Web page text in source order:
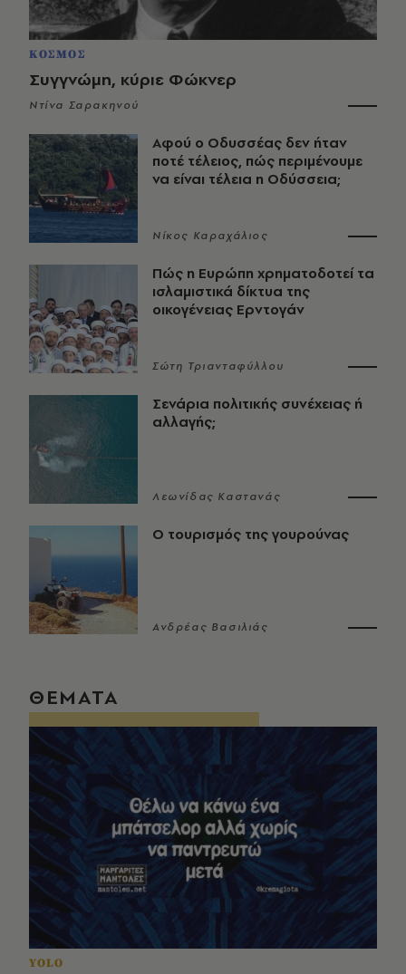
ΚΟΣΜΟΣ
Συγγνώμη, κύριε Φώκνερ
Ντίνα Σαρακηνού
Αφού ο Οδυσσέας δεν ήταν
ποτέ τέλειος, πώς περιμένουμε
να είναι τέλεια η Οδύσσεια;
Νίκος Καραχάλιος
Πώς η Ευρώπη χρηματοδοτεί τα
ισλαμιστικά δίκτυα της
οικογένειας Ερντογάν
Σώτη Τριανταφύλλου
Σενάρια πολιτικής συνέχειας ή
αλλαγής;
Λεωνίδας Καστανάς
Ο τουρισμός της γουρούνας
Ανδρέας Βασιλιάς
ΘΕΜΑΤΑ
YOLO